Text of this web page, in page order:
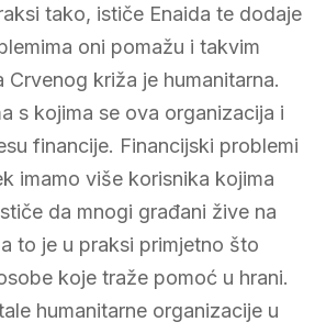
tako, ističe Enaida te dodaje
oni pomažu i takvim
Crvenog križa je humanitarna.
s kojima se ova organizacija i
financije. Financijski problemi
imamo više korisnika kojima
da mnogi građani žive na
to je u praksi primjetno što
koje traže pomoć u hrani.
humanitarne organizacije u